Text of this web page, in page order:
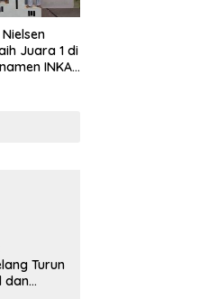
Juara 1 di
INKAI
Turun
dan